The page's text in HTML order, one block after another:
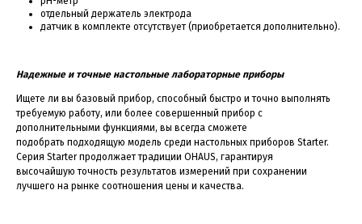
отдельный держатель электрода
датчик в комплекте отсутствует (приобретается дополнительно).
Надежные и точные настольныелабораторные приборы
Ищете ли вы базовый прибор, способный быстро и точно выполнять
требуемую работу, или более совершенный прибор с
дополнительными функциями, вы всегда сможете
подобрать подходящую модель среди настольных приборов Starter.
Серия Starter продолжает традиции OHAUS, гарантируя
высочайшую точность результатов измерений при сохранении
лучшего на рынке соотношения цены и качества.